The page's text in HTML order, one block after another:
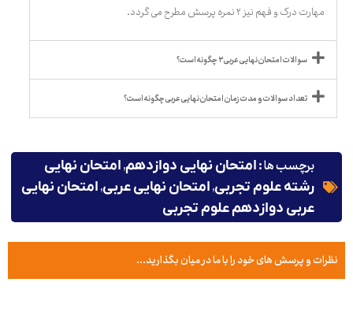
مهارت درک و فهم نیز ۲ نمره پرسش مطرح می گردد.
سوالات امتحان نهایی عربی ۳ چگونه است؟
تعداد سوالات و مدت زمان امتحان نهایی عربی چگونه است؟
برچسب ها :امتحان نهایی دوازدهم,امتحان نهایی
رشته علوم تجربی,امتحان نهایی عربی,امتحان نهایی
عربی دوازدهم علوم تجربی
نظرات و پرسش های خود را با ما در میان بگذارید...